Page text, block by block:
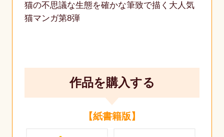
猫の不思議な生態を確かな筆致で描く大人気
猫マンガ第8弾
作品を購入する
【紙書籍版】